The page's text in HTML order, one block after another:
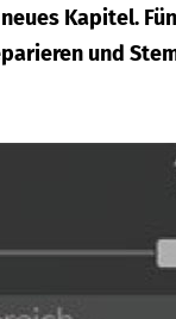
Kapitel.
und